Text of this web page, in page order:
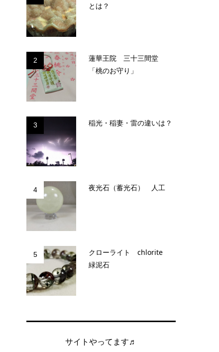
とは？
2
蓮華王院 三十三間堂
「桃のお守り」
3 稲光・稲妻・雷の違いは？
4 夜光石（蓄光石） 人工
5
クローライト chlorite
緑泥石
サイトやってます♬